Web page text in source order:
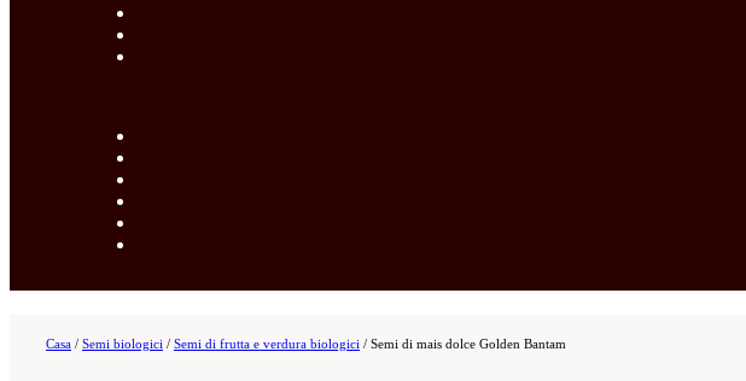
Casa / Semi biologici / Semi di frutta e verdura biologici / Semi di mais dolce Golden Bantam